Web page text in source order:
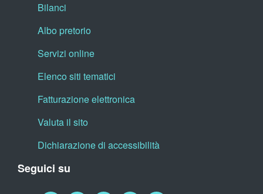
Bilanci
Albo pretorio
Servizi online
Elenco siti tematici
Fatturazione elettronica
Valuta il sito
Dichiarazione di accessibilità
Seguici su